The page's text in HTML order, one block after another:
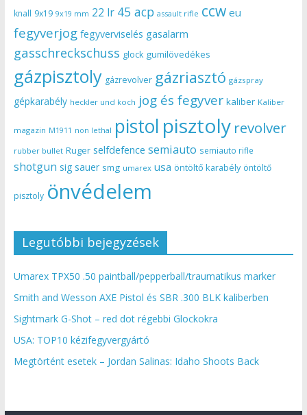
knall 9x19 9x19 mm 22 lr 45 acp assault rifle ccw eu
fegyverjog fegyverviselés gasalarm
gasschreckschuss glock gumilövedékes
gázpisztoly gázrevolver gázriasztó gázspray
gépkarabély heckler und koch jog és fegyver kaliber Kaliber
magazin M1911 non lethal pistol pisztoly revolver
rubber bullet Ruger selfdefence semiauto semiauto rifle
shotgun sig sauer smg umarex usa öntöltő karabély öntöltő
pisztoly önvédelem
Legutóbbi bejegyzések
Umarex TPX50 .50 paintball/pepperball/traumatikus marker
Smith and Wesson AXE Pistol és SBR .300 BLK kaliberben
Sightmark G-Shot – red dot régebbi Glockokra
USA: TOP10 kézifegyvergyártó
Megtörtént esetek – Jordan Salinas: Idaho Shoots Back